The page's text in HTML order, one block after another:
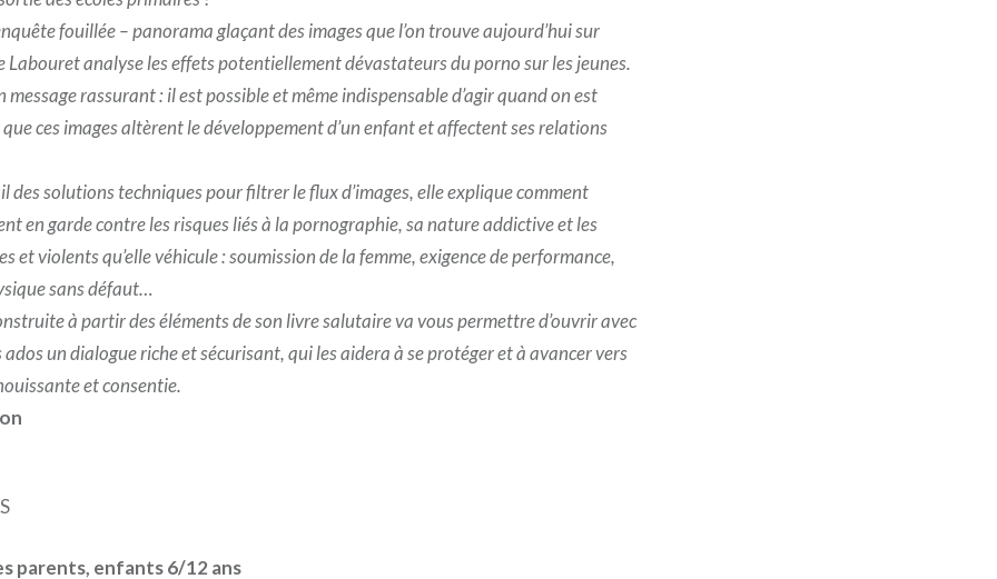
fouillée – panorama glaçant des images que l’on trouve aujourd’hui sur
Labouret analyse les effets potentiellement dévastateurs du porno sur les jeunes.
message rassurant : il est possible et même indispensable d’agir quand on est
ces images altèrent le développement d’un enfant et affectent ses relations
des solutions techniques pour filtrer le flux d’images, elle explique comment
en garde contre les risques liés à la pornographie, sa nature addictive et les
et violents qu’elle véhicule : soumission de la femme, exigence de performance,
sans défaut…
à partir des éléments de son livre salutaire va vous permettre d’ouvrir avec
un dialogue riche et sécurisant, qui les aidera à se protéger et à avancer vers
et consentie.
parents, enfants 6/12 ans